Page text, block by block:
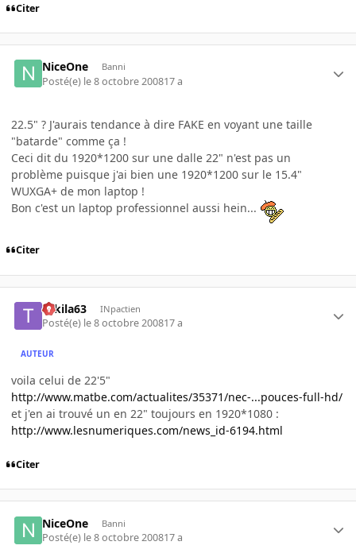
Citer
NiceOne Banni
Posté(e) le 8 octobre 200817 a
22.5" ? J'aurais tendance à dire FAKE en voyant une taille
"batarde" comme ça !
Ceci dit du 1920*1200 sur une dalle 22" n'est pas un
problème puisque j'ai bien une 1920*1200 sur le 15.4"
WUXGA+ de mon laptop !
Bon c'est un laptop professionnel aussi hein...
Citer
Tekila63 INpactien
Posté(e) le 8 octobre 200817 a
AUTEUR
voila celui de 22'5"
http://www.matbe.com/actualites/35371/nec-...pouces-full-hd/
et j'en ai trouvé un en 22" toujours en 1920*1080 :
http://www.lesnumeriques.com/news_id-6194.html
Citer
NiceOne Banni
Posté(e) le 8 octobre 200817 a